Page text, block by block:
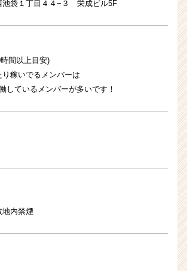
池袋１丁目４４−３ 栄成ビル5F
間以上目安)
稼いでるメンバーは
しているメンバーが多いです！
地内禁煙